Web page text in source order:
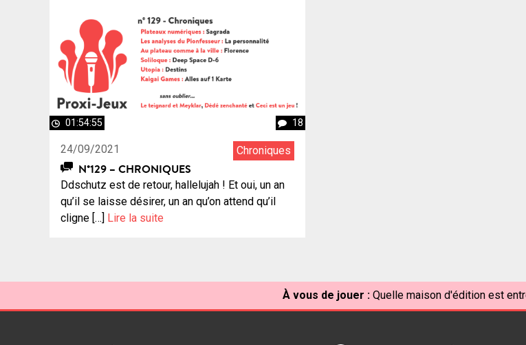
01:54:55 18
24/09/2021 Chroniques
N°129 – CHRONIQUES
Ddschutz est de retour, hallelujah ! Et oui, un an
qu’il se laisse désirer, un an qu’on attend qu’il
cligne […]
Lire la suite
À vous de jouer : Quelle maison d'édition est